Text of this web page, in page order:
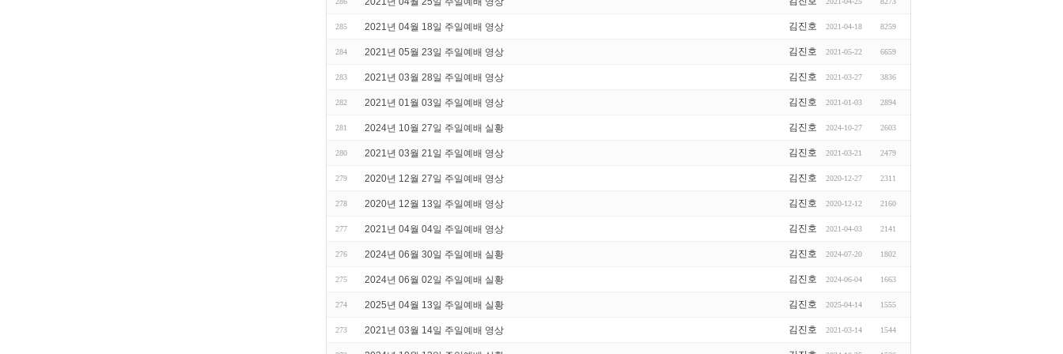
285 2021년 04월 18일 주일예배 영상 김진호 2021-04-18 8259
284 2021년 05월 23일 주일예배 영상 김진호 2021-05-22 6659
283 2021년 03월 28일 주일예배 영상 김진호 2021-03-27 3836
282 2021년 01월 03일 주일예배 영상 김진호 2021-01-03 2894
281 2024년 10월 27일 주일예배 실황 김진호 2024-10-27 2603
280 2021년 03월 21일 주일예배 영상 김진호 2021-03-21 2479
279 2020년 12월 27일 주일예배 영상 김진호 2020-12-27 2311
278 2020년 12월 13일 주일예배 영상 김진호 2020-12-12 2160
277 2021년 04월 04일 주일예배 영상 김진호 2021-04-03 2141
276 2024년 06월 30일 주일예배 실황 김진호 2024-07-20 1802
275 2024년 06월 02일 주일예배 실황 김진호 2024-06-04 1663
274 2025년 04월 13일 주일예배 실황 김진호 2025-04-14 1555
273 2021년 03월 14일 주일예배 영상 김진호 2021-03-14 1544